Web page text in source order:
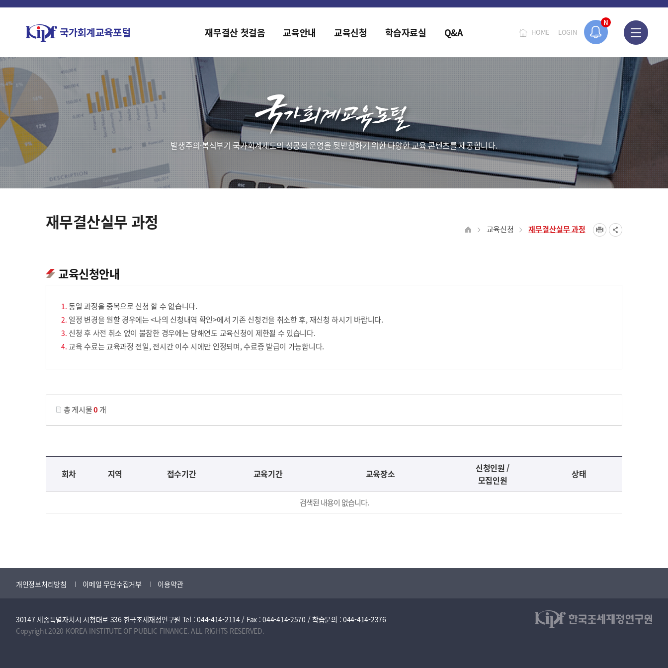
N
홈페이지가 새롭게 개편되었습니다.
HOME LOGIN
재무결산 첫걸음 교육안내 교육신청 학습자료실 Q&A
발생주의·복식부기 국가회계제도의 성공적 운영을 뒷받침하기 위한 다양한 교육 콘텐츠를 제공합니다.
재무결산실무 과정 교육신청 재무결산실무 과정
교육신청안내
동일 과정을 중복으로 신청 할 수 없습니다.
일정 변경을 원할 경우에는 <나의 신청내역 확인>에서 기존 신청건을 취소한 후, 재신청 하시기 바랍니다.
신청 후 사전 취소 없이 불참한 경우에는 당해연도 교육신청이 제한될 수 있습니다.
교육 수료는 교육과정 전일, 전시간 이수 시에만 인정되며, 수료증 발급이 가능합니다.
총 게시물0개
교육신청 목록을 나타낸 표로 회차, 지역, 접수기간, 교육기간, 교육장소, 신청인원/모집인원, 상태로 나뉘어 설명합니다.
회차 지역 접수기간 교육기간 교육장소
신청인원 /
모집인원
상태
검색된 내용이 없습니다.
개인정보처리방침 이메일 무단수집거부 이용약관
30147 세종특별자치시 시청대로 336 한국조세재정연구원 Tel : 044-414-2114 / Fax : 044-414-2570 / 학습문의 : 044-414-2376
Copyright 2020 KOREA INSTITUTE OF PUBLIC FINANCE. ALL RIGHTS RESERVED.